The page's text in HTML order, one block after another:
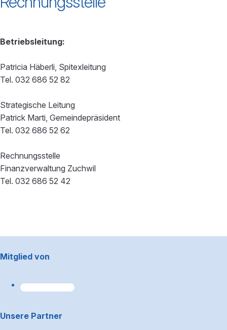
Betriebsleitung:
Patricia Häberli, Spitexleitung
Tel. 032 686 52 82
Strategische Leitung
Patrick Marti, Gemeindepräsident
Tel. 032 686 52 62
Rechnungsstelle
Finanzverwaltung Zuchwil
Tel. 032 686 52 42
Footerbereich
Mitglied von
Unsere Partner